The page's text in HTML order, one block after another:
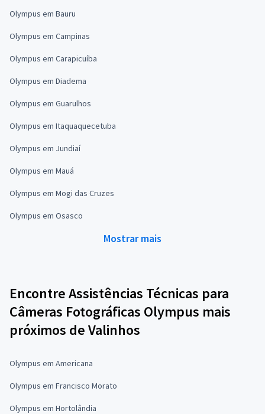
Olympus em Bauru
Olympus em Campinas
Olympus em Carapicuíba
Olympus em Diadema
Olympus em Guarulhos
Olympus em Itaquaquecetuba
Olympus em Jundiaí
Olympus em Mauá
Olympus em Mogi das Cruzes
Olympus em Osasco
Mostrar mais
Encontre Assistências Técnicas para
Câmeras Fotográficas Olympus mais
próximos de Valinhos
Olympus em Americana
Olympus em Francisco Morato
Olympus em Hortolândia